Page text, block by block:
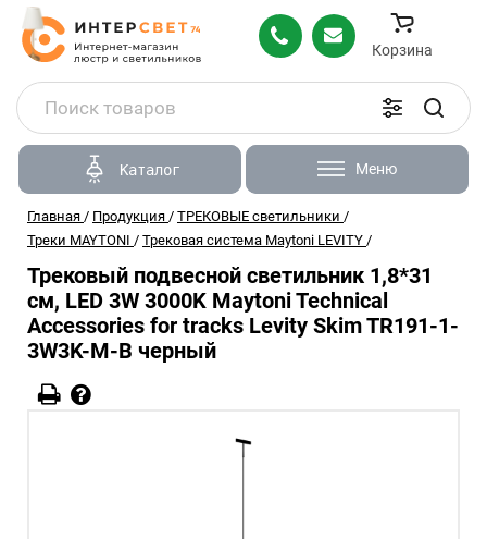
Корзина
Каталог Меню
Главная / Продукция / ТРЕКОВЫЕ светильники /
Треки MAYTONI / Трековая система Maytoni LEVITY /
Трековый подвесной светильник 1,8*31
см, LED 3W 3000K Maytoni Technical
Accessories for tracks Levity Skim TR191-1-
3W3K-M-B черный